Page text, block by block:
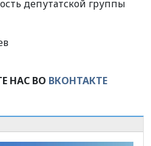
депутатской группы
НАС ВО ВКОНТАКТЕ